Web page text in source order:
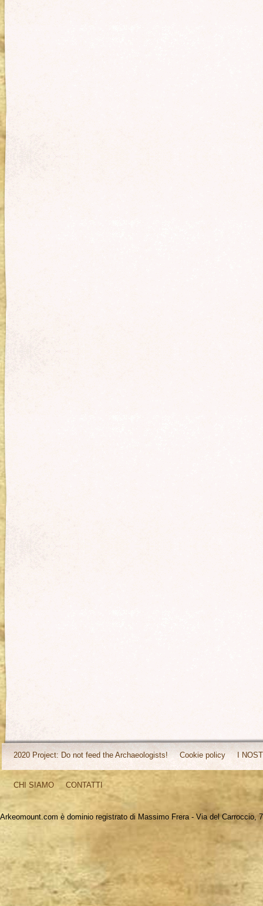
2020 Project: Do not feed the Archaeologists! Cookie policy I
CHI SIAMO CONTATTI
Arkeomount.com è dominio registrato di Massimo Frera - Via del